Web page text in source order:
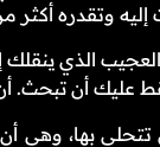
وتقدره أكثر
العجيب الذي
عليك أن تبحث. أن
بها، وهي